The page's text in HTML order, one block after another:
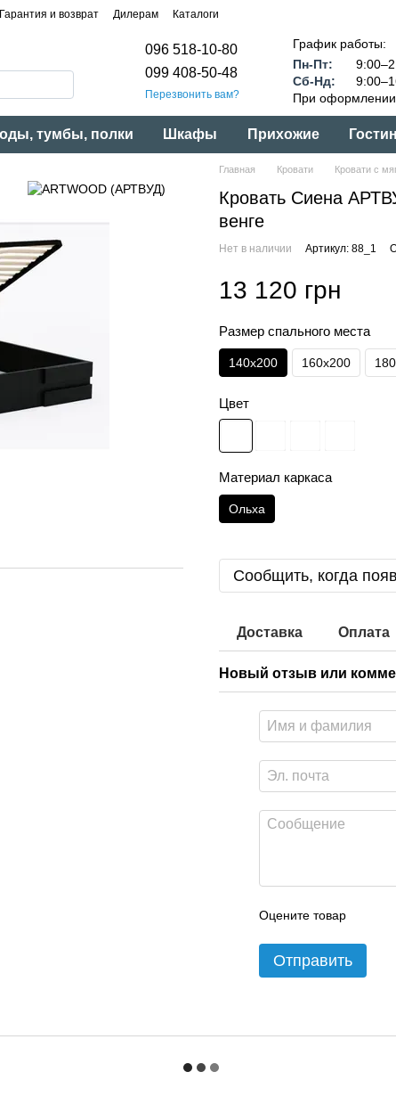
Гарантия и возврат Дилерам Каталоги
096 518-10-80
099 408-50-48
Перезвонить вам?
График работы:
Пн-Пт:
Сб-Нд:
При оформлении
тумбы, полки Шкафы Прихожие
Главная Кровати Кровати с
Кровать Сиена
венге
Нет в наличии Артикул: 88_1
13 120 грн
Размер спального места
140x200 160x200
Цвет
Материал каркаса
Ольха
Сообщить, когда
Доставка Оплата
Новый отзыв или
Оцените товар
Отправить